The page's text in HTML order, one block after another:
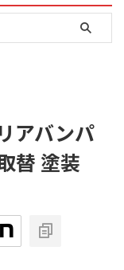
アバンパ
替 塗装